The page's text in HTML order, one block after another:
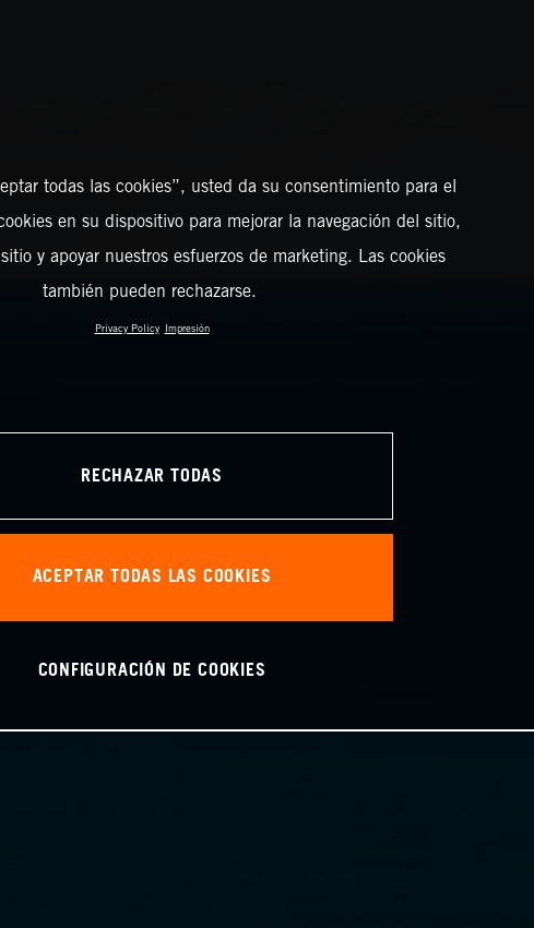
todas las cookies”, usted da su consentimiento para el
en su dispositivo para mejorar la navegación del sitio,
y apoyar nuestros esfuerzos de marketing. Las cookies
también pueden rechazarse.
Privacy Policy Impresión
RECHAZAR TODAS
ACEPTAR TODAS LAS COOKIES
CONFIGURACIÓN DE COOKIES